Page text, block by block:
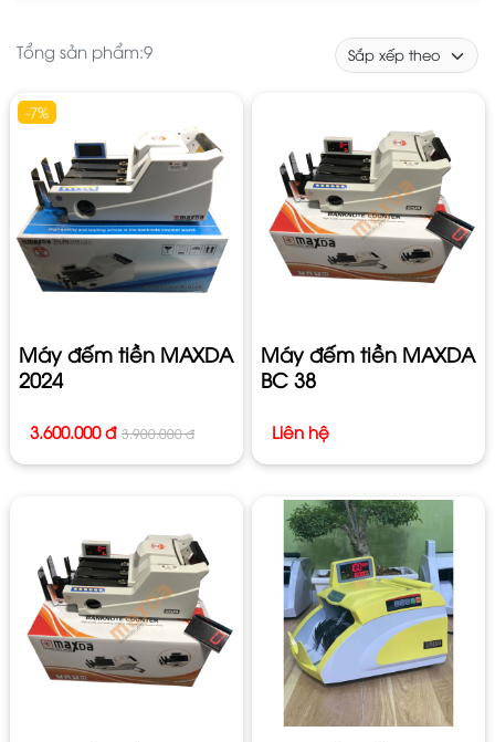
Tổng sản phẩm:9
-7%
Máy đếm tiền MAXDA
2024
3.600.000 đ 3.900.000 đ
Máy đếm tiền MAXDA
BC 38
Liên hệ